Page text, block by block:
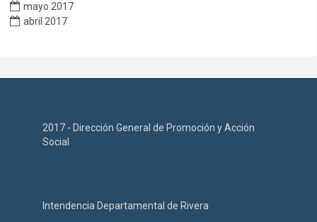
mayo 2017
abril 2017
2017 - Dirección General de Promoción y Acción
Social
Intendencia Departamental de Rivera